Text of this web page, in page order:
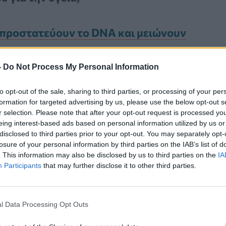
Do Not Process My Personal Information
opt-out of the sale, sharing to third parties, or processing of your
for targeted advertising by us, please use the below opt-out
selection. Please note that after your opt-out request is processed
interest-based ads based on personal information utilized by us
to third parties prior to your opt-out. You may separately
of your personal information by third parties on the IAB’s list of
This information may also be disclosed by us to third parties on the
Participants that may further disclose it to other third parties.
Data Processing Opt Outs
το DNA και μειώνουν
των Αμερικανών και
σε αρχαίους πολιτισμούς
φυστικοβούτυρο
πλούσιο σε πρωτεΐνη και